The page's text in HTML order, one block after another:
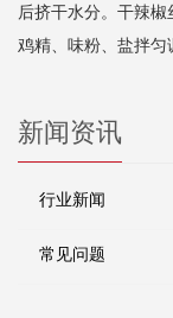
后挤干水分。干辣
鸡精、味粉、盐拌匀
新闻资讯
行业新闻
常见问题